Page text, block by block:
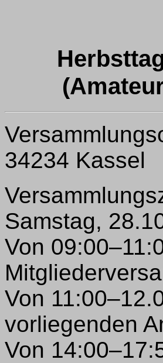
34234 Kassel
Samstag,
Von
Von
vorliegenden
Von